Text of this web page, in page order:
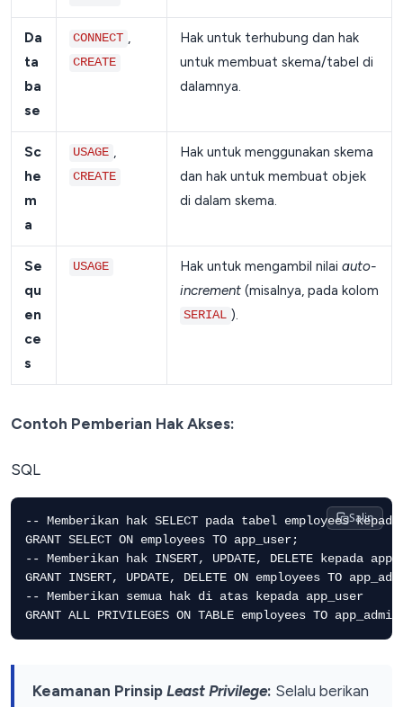
Da
ta
ba
se
CONNECT
CREATE
Hak untuk terhubung dan hak
untuk membuat skema/tabel di
dalamnya.
Sc
he
m
a
USAGE
CREATE
Hak untuk menggunakan skema
dan hak untuk membuat objek
di dalam skema.
Se
qu
en
ce
s
USAGE Hak untuk mengambil nilai auto-
increment(misalnya, pada kolom
SERIAL ).
Contoh Pemberian Hak Akses:
SQL
-- Memberikan hak SELECT pada tabel employees
GRANT SELECT ON employees TO app_user;
-- Memberikan hak INSERT, UPDATE, DELETE kepada
GRANT INSERT, UPDATE, DELETE ON employees TO
-- Memberikan semua hak di atas kepada app_user
Salin
Keamanan Prinsip Least Privilege: Selalu berikan